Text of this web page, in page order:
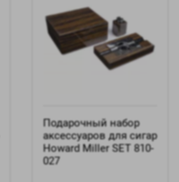
Подарочный набор
аксессуаров для сигар
Howard Miller SET 810-
027